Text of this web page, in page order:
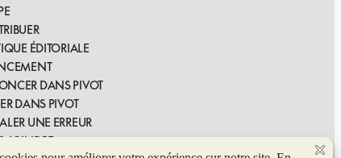
ÉDITORIALE
DANS PIVOT
DANS PIVOT
UNE ERREUR
JOINDRE